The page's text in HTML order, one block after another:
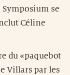
se
Céline
du «paquebot
Villars par les